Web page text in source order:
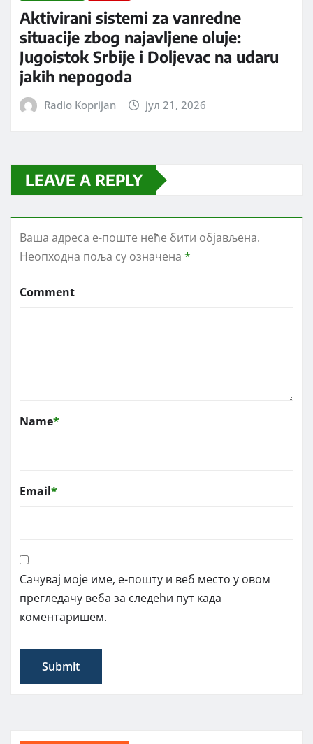
Aktivirani sistemi za vanredne
situacije zbog najavljene oluje:
Jugoistok Srbije i Doljevac na udaru
jakih nepogoda
Radio Koprijan јул 21, 2026
LEAVE A REPLY
Ваша адреса е-поште неће бити објављена.
Неопходна поља су означена *
Comment
Name*
Email*
Сачувај моје име, е-пошту и веб место у овом
прегледачу веба за следећи пут када
коментаришем.